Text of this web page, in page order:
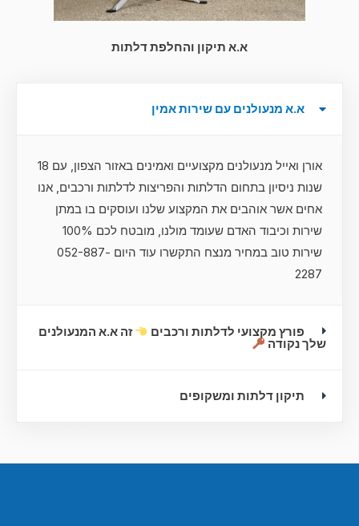
א.א תיקון והחלפת דלתות
א.א מנעולנים עם שירות אמין
אורן ואייל מנעולנים מקצועיים ואמינים באזור הצפון, עם 18
שנות ניסיון בתחום הדלתות והפריצות לדלתות ורכבים, אנו
אחים אשר אוהבים את המקצוע שלנו ועוסקים בו במתן
שירות וכיבוד האדם שעומד מולנו, מובטח לכם 100%
שירות טוב במחיר מנצח התקשרו עוד היום 052-887-
2287
פורץ מקצועי לדלתות ורכבים
זה א.א המנעולנים
שלך נקודה
תיקון דלתות ומשקופים